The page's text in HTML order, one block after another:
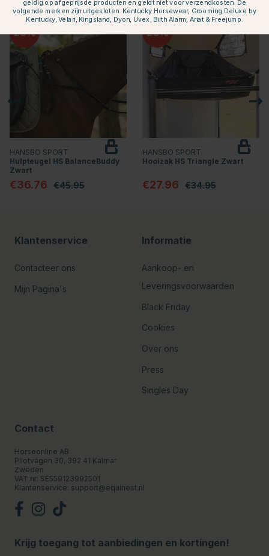
20
HANSBO SPORT
Hulpteugel HS BalanceBuddy
Zwart
€36.76 €45.95
20
HANSBO SPORT
Hooizak HS Triangle Zwart
€27.96 €34.95
Klantenservice
Contacteer ons
Mijn Pagina's
Informatie
Aankoop- en
Leveringsvoorwaarden
Black Friday
Cookies
Over ons
Press
Singles Day
Contact
Horseonline AB
Pilotvägen 30, 392 41 Kalmar
Zweden
VAT.nr: SE559123992501
Klantenservice: support@equinest.nl
Krijg toegang tot aanbiedingen en kortingen!
geldig op afgeprijsde producten en geldt niet voor verzendkosten. De
volgende merken zijn uitgesloten: Kentucky Horsewear, Grooming Deluxe by
Kentucky, Velari, Kingsland, Dyon, Uvex, Birth Alarm, Ariat & Freejump.